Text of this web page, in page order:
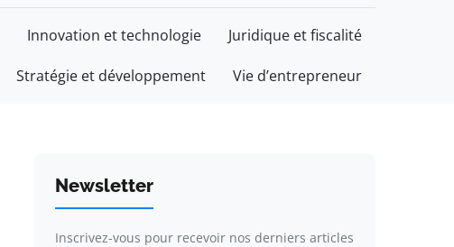
Innovation et technologie Juridique et fiscalité
Stratégie et développement Vie d’entrepreneur
Newsletter
Inscrivez-vous pour recevoir nos derniers articles